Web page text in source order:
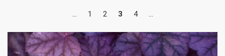
... 1 2 3 4 ...